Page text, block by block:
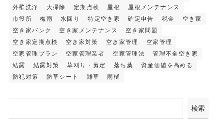
外壁洗浄
大掃除 定期点検 屋根
屋根メンテナンス
市役所
梅雨 水回り 特定空き家 確定申告 税金
空き家
空き家バンク
空き家メンテナンス
空き家問題
空き家定期点検
空き家対策 空き家管理
空家管理
空家管理プラン
空家管理業者 空家管理法
管理不全空き家
結露
結露対策 草刈り・剪定 落ち葉
資産価値を高める
防犯対策
防草シート 雑草 雨樋
検索